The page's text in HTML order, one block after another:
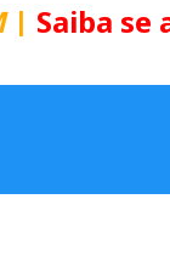
| Saiba se